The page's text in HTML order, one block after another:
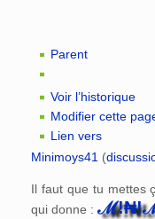
Parent
Voir l’historique
Modifier cette
Lien vers
Minimoys41 (
Il faut que tu mettes
qui donne :